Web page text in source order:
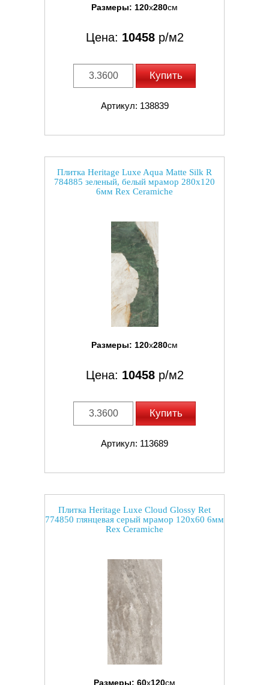
Размеры: 120x280см
Цена: 10458р/м2
Купить
Артикул: 138839
Плитка Heritage Luxe Aqua Matte Silk R
784885 зеленый, белый мрамор 280x120
6мм Rex Ceramiche
Размеры: 120x280см
Цена: 10458р/м2
Купить
Артикул: 113689
Плитка Heritage Luxe Cloud Glossy Ret
774850 глянцевая серый мрамор 120x60 6мм
Rex Ceramiche
Размеры: 60x120см